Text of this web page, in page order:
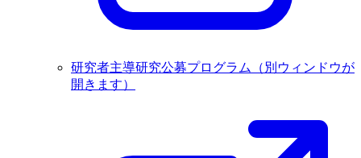
研究者主導研究公募プログラム
（別ウィンドウが
開きます）